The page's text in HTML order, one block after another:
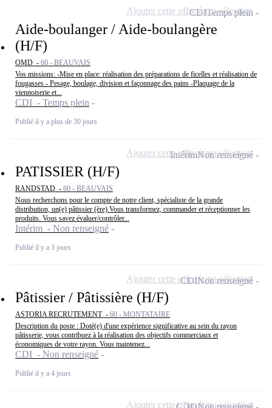
Aide-boulanger / Aide-boulangère
(H/F)
OMD - 60 - BEAUVAIS
Vos missions: -Mise en place: réalisation des préparations de ficelles et réalisation de
fougasses - Pesage, boulage, division et façonnage des pains -Plaquage de la
viennoiserie et...
CDI - Temps plein
Publié il y a plus de 30 jours
CDITemps plein
Ajouter cette offre à ma sélection
PATISSIER (H/F)
RANDSTAD - 60 - BEAUVAIS
Nous recherchons pour le compte de notre client, spécialiste de la grande
distribution, un(e) pâtissier (ère).Vous transformez, commander et réceptionner les
produits. Vous savez évaluer/contrôler...
Intérim - Non renseigné
Publié il y a 3 jours
IntérimNon renseigné
Ajouter cette offre à ma sélection
Pâtissier / Pâtissière (H/F)
ASTORIA RECRUTEMENT - 60 - MONTATAIRE
Description du poste : Doté(e) d'une expérience significative au sein du rayon
pâtisserie, vous contribuez à la réalisation des objectifs commerciaux et
économiques de votre rayon. Vous maintenez...
CDI - Non renseigné
Publié il y a 4 jours
CDINon renseigné
Ajouter cette offre à ma sélection
Ajouter cette offre à ma sélection